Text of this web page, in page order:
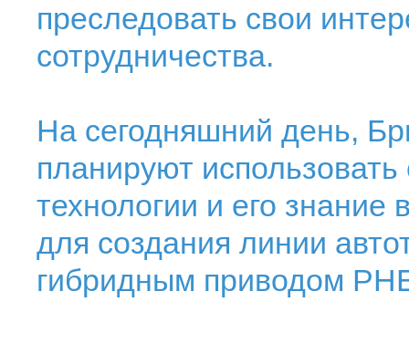
преследовать свои
сотрудничества.
На сегодняшний день,
планируют
технологии и его знание
для создания линии
гибридным приводом